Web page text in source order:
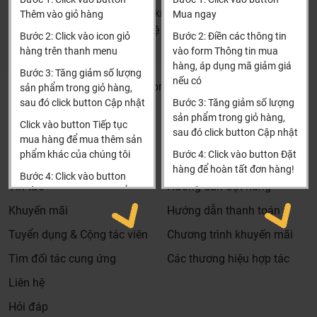
mạnh, sấy thêm
Home Connect: Tính năng điều khiển máy rửa bát từ xa
bằng các thiết bị điện tử.
Tăng tốc: Khi kích hoạt thì chu trình rửa sẽ nhanh gấp 3
lần và bạn có thể dùng ngay lập tức.
Vùng rửa mạnh: máy rửa bát Bosch serie 8 này với tính
năng rửa mạnh trong trường hợp đồ bát đĩa có độ bẩn
nhiều, đặc biệt thích hợp cho việc rửa nồi.
Sấy thêm: Giúp làm khô chén bát đĩa hơn so với việc rửa
thông thường.Chương trình vệ sinh máy, Chương trình
yên lặng (điều chỉnh theo yêu cầu qua app), 6 nhiệt độ
rửa
Công nghệ và cảm biến
Hệ thống ActiveWater
Động cơ EcoSilence
Cảm biến độ bẩn nước, cảm biến tải
Thêm vào giỏ hàng
Bước 2: Click vào icon giỏ
hàng trên thanh menu
Bước 3: Tăng giảm số lượng
sản phẩm trong giỏ hàng,
sau đó click button Cập nhật
Click vào button Tiếp tục
mua hàng để mua thêm sản
phẩm khác của chúng tôi
Bước 4: Click vào button
Tiến hành thanh toán để
thanh toán đơn hàng của
Xin cảm ơn khách hàng!!!
Mua ngay
Bước 2: Điền các thông tin
vào form Thông tin mua
hàng, áp dụng mã giảm giá
nếu có
Bước 3: Tăng giảm số lượng
sản phẩm trong giỏ hàng,
sau đó click button Cập nhật
Bước 4: Click vào button Đặt
hàng để hoàn tất đơn hàng!
Xin cảm ơn khách hàng!!!
(Cách đại học công nghiệp 1 km)
HCM và các tỉnh khác: Liên hệ hotline để được hướng dẫn
đặt hàng
Khalinguyen.vn@gmail.com
0904501766
Thông tin
Tìm đại lý & Hợp tác
Tin tức
Khuyến mãi
Tuyển dụng & Cộng tác viên
Tìm đối tác cung ứng
Liên hệ
Hỏi đáp
Thông tin thêm
Hướng dẫn mua hàng
Hướng dẫn đặt hàng
Hướng dẫn thanh toán
Chương trình khuyến mãi
Các thương hiệu hợp tác